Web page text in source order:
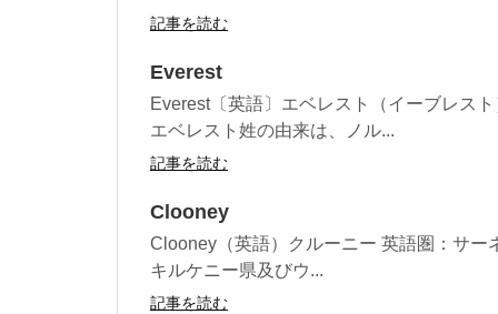
記事を読む
Everest
Everest〔英語〕エベレスト（イーブレス
エベレスト姓の由来は、ノル...
記事を読む
Clooney
Clooney（英語）クルーニー 英語圏：サ
キルケニー県及びウ...
記事を読む